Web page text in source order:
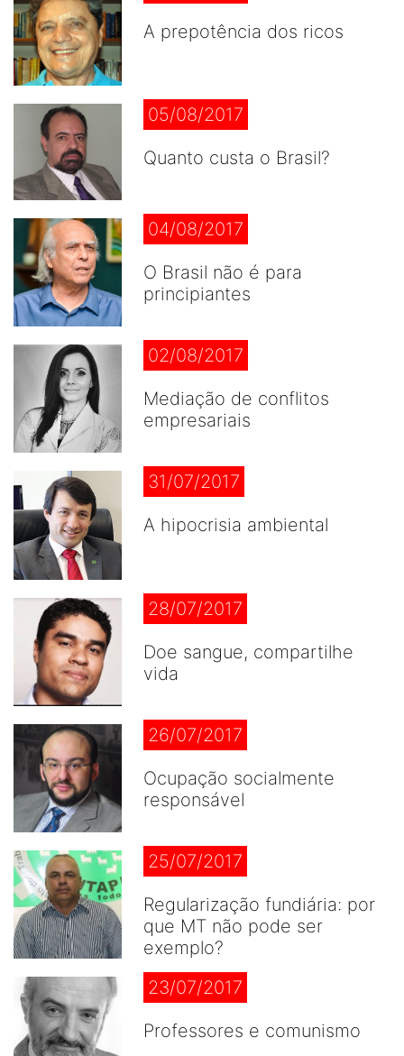
A prepotência dos ricos
05/08/2017
Quanto custa o Brasil?
04/08/2017
O Brasil não é para
principiantes
02/08/2017
Mediação de conflitos
empresariais
31/07/2017
A hipocrisia ambiental
28/07/2017
Doe sangue, compartilhe
vida
26/07/2017
Ocupação socialmente
responsável
25/07/2017
Regularização fundiária: por
que MT não pode ser
exemplo?
23/07/2017
Professores e comunismo